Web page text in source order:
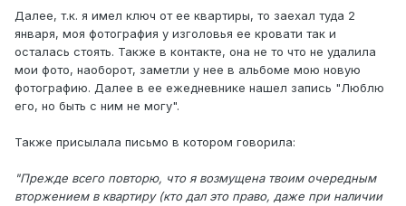
Далее, т.к. я имел ключ от ее квартиры, то заехал туда 2
января, моя фотография у изголовья ее кровати так и
осталась стоять. Также в контакте, она не то что не удалила
мои фото, наоборот, заметли у нее в альбоме мою новую
фотографию. Далее в ее ежедневнике нашел запись "Люблю
его, но быть с ним не могу".
Также присылала письмо в котором говорила:
"Прежде всего повторю, что я возмущена твоим очередным
вторжением в квартиру (кто дал это право, даже при наличии